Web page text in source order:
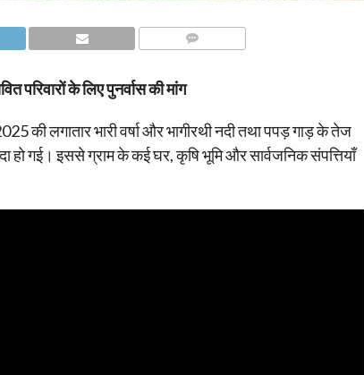
परिवारों के लिए पुनर्वास की मांग
की लगातार भारी वर्षा और भागीरथी नदी तथा पपड़ गाड़ के तेज
हो गई। इससे ग्राम के कई घर, कृषि भूमि और सार्वजनिक संपत्तियाँ